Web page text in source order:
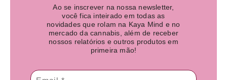
Ao se inscrever na nossa newsletter,
você fica inteirado em todas as
novidades que rolam na Kaya Mind e no
mercado da cannabis, além de receber
nossos relatórios e outros produtos em
primeira mão!